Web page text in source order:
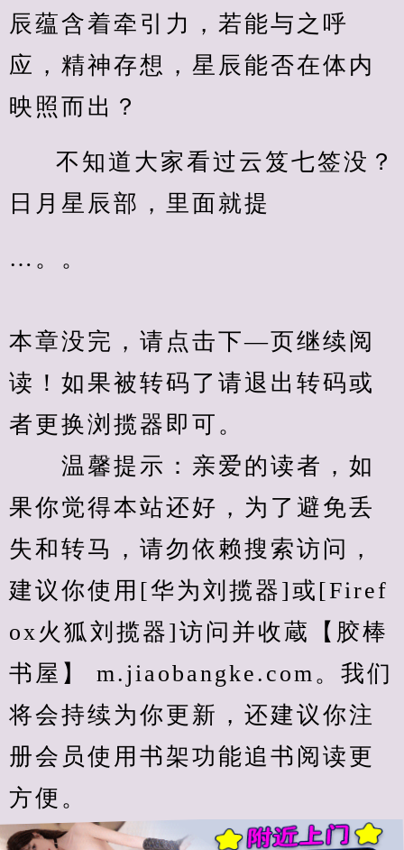
辰蕴含着牵引力，若能与之呼
应，精神存想，星辰能否在体内
映照而出？
不知道大家看过云笈七签没？
日月星辰部，里面就提
…。。
本章没完，请点击下—页继续阅
读！如果被转码了请退出转码或
者更换浏揽器即可。
温馨提示：亲爱的读者，如
果你觉得本站还好，为了避免丢
失和转马，请勿依赖搜索访问，
建议你使用[华为刘揽器]或[Firef
ox火狐刘揽器]访问并收蔵【胶棒
书屋】 m.jiaobangke.com。我们
将会持续为你更新，还建议你注
册会员使用书架功能追书阅读更
方便。